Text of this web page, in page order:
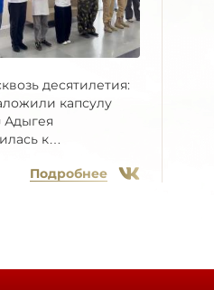
десятилетия:
капсулу
Адыгея
к
Подробнее